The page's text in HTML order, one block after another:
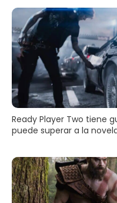
Ready Player Two tiene
puede superar a la